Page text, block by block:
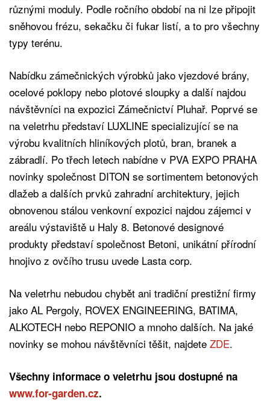
různými moduly. Podle ročního období na ni lze připojit
sněhovou frézu, sekačku či fukar listí, a to pro všechny
typy terénu.
Nabídku zámečnických výrobků jako vjezdové brány,
ocelové poklopy nebo plotové sloupky a další najdou
návštěvníci na expozici Zámečnictví Pluhař. Poprvé se
na veletrhu představí LUXLINE specializující se na
výrobu kvalitních hliníkových plotů, bran, branek a
zábradlí. Po třech letech nabídne v PVA EXPO PRAHA
novinky společnost DITON se sortimentem betonových
dlažeb a dalších prvků zahradní architektury, jejich
obnovenou stálou venkovní expozici najdou zájemci v
areálu výstaviště u Haly 8. Betonové designové
produkty představí společnost Betoni, unikátní přírodní
hnojivo z ovčího trusu uvede Lasta corp.
Na veletrhu nebudou chybět ani tradiční prestižní firmy
jako AL Pergoly, ROVEX ENGINEERING, BATIMA,
ALKOTECH nebo REPONIO a mnoho dalších. Na jaké
novinky se mohou návštěvníci těšit, najdete ZDE.
Všechny informace o veletrhu jsou dostupné na
www.for-garden.cz.